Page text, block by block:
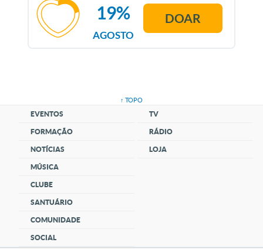
AGOSTO
19% DOAR
↑ TOPO
EVENTOS
FORMAÇÃO
NOTÍCIAS
MÚSICA
CLUBE
SANTUÁRIO
COMUNIDADE
SOCIAL
TV
RÁDIO
LOJA